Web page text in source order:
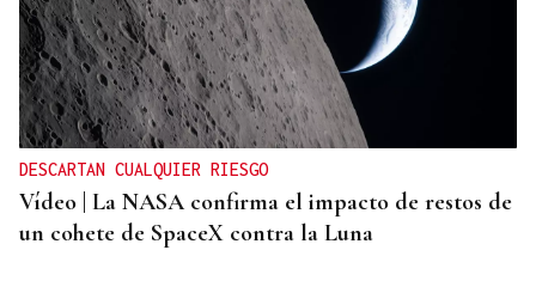
DESCARTAN CUALQUIER RIESGO
Vídeo | La NASA confirma el impacto de restos de
un cohete de SpaceX contra la Luna